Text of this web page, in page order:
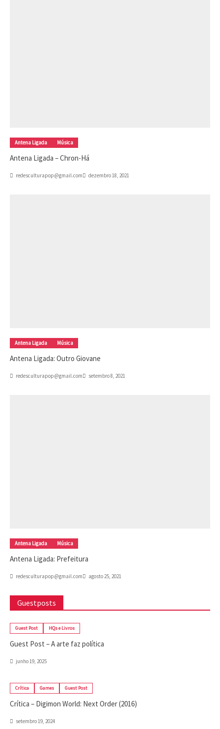
Antena Ligada Música
Antena Ligada – Chron-Há
redesculturapop@gmail.com dezembro 18, 2021
Antena Ligada Música
Antena Ligada: Outro Giovane
redesculturapop@gmail.com setembro 8, 2021
Antena Ligada Música
Antena Ligada: Prefeitura
redesculturapop@gmail.com agosto 25, 2021
Guestposts
Guest Post HQs e Livros
Guest Post – A arte faz política
junho 19, 2025
Crítica Games Guest Post
Crítica – Digimon World: Next Order (2016)
setembro 19, 2024